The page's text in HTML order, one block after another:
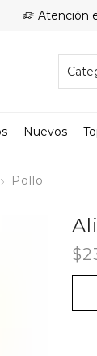
Atención
Nuevos
Pollo
$